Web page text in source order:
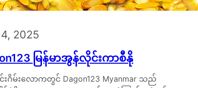
2025
မြန်မာအွန်လိုင်းကာစီနို
ဂိမ်းလောကတွင် Dagon123 Myanmar သည်